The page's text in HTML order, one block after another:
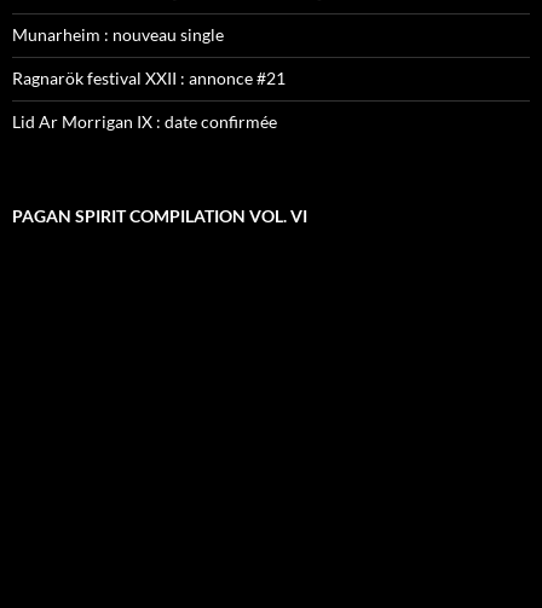
Munarheim : nouveau single
Ragnarök festival XXII : annonce #21
Lid Ar Morrigan IX : date confirmée
PAGAN SPIRIT COMPILATION VOL. VI